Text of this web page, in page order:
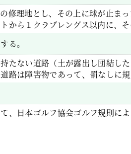
修理地とし、その上に球が止ま
から１クラブレングス以内に、
る。
たない道路（土が露出し団結し
路は障害物であって、罰なしに
、日本ゴルフ協会ゴルフ規則によ